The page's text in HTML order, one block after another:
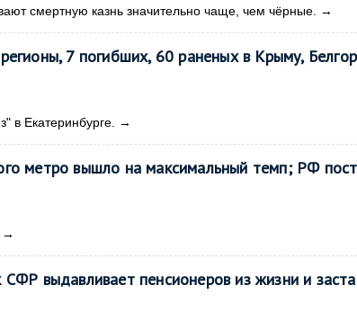
смертную казнь значительно чаще, чем чёрные. →
7 погибших, 60 раненых в Крыму,
в Екатеринбурге. →
метро вышло на максимальный темп; РФ
→
выдавливает пенсионеров из жизни и